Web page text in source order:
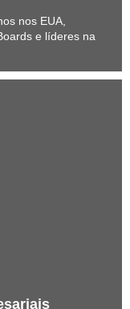
nos EUA,
e líderes na